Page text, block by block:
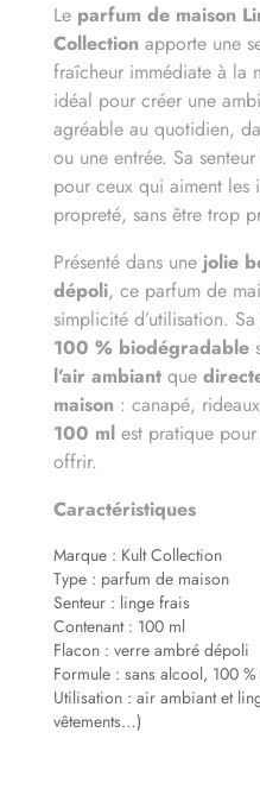
Le parfum de maison
Collection apporte une
fraîcheur immédiate à la
idéal pour créer une
agréable au quotidien,
ou une entrée. Sa
pour ceux qui aiment les
propreté, sans être trop
Présenté dans une jolie
dépoli, ce parfum de
simplicité d’utilisation.
100 % biodégradable
l’air ambiant que
maison : canapé,
100 ml est pratique
offrir.
Caractéristiques
Marque : Kult Collection
Type : parfum de maison
Senteur : linge frais
Contenant: 100 ml
Flacon : verre ambré dépoli
Formule : sans alcool, 100
Utilisation : air ambiant et
vêtements…)